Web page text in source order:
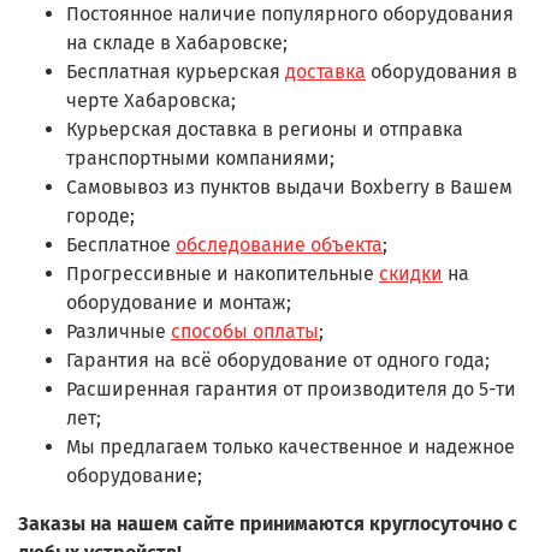
Постоянное наличие популярного оборудования
на складе в Хабаровске;
Бесплатная курьерская доставка оборудования в
черте Хабаровска;
Курьерская доставка в регионы и отправка
транспортными компаниями;
Самовывоз из пунктов выдачи Boxberry в Вашем
городе;
Бесплатное обследование объекта;
Прогрессивные и накопительные скидки на
оборудование и монтаж;
Различные способы оплаты;
Гарантия на всё оборудование от одного года;
Расширенная гарантия от производителя до 5-ти
лет;
Мы предлагаем только качественное и надежное
оборудование;
Заказы на нашем сайте принимаются круглосуточно с